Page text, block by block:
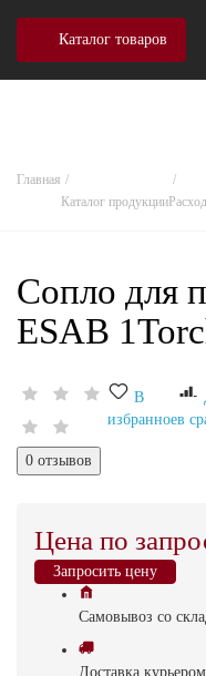
Каталог товаров
Главная
Каталог продукции
Сопло для
ESAB
0 отзывов
В
избранноев
Цена по
Запросить цену
Самовывоз со
Доставка